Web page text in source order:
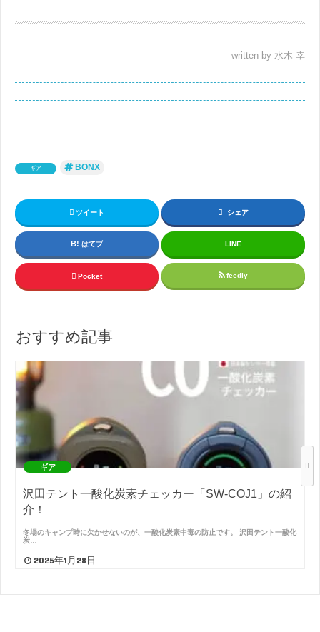
written by 水木 幸
ギア BONX
ツイート シェア
はてブ LINE
Pocket feedly
おすすめ記事
ギア
沢田テント一酸化炭素チェッカー「SW-COJ1」の紹
介！
冬場のキャンプ時に欠かせないのが、一酸化炭素中毒の防止です。 沢田テント一酸化
炭…
2025年1月28日